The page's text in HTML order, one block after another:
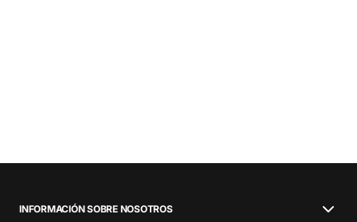
INFORMACIÓN SOBRE NOSOTROS